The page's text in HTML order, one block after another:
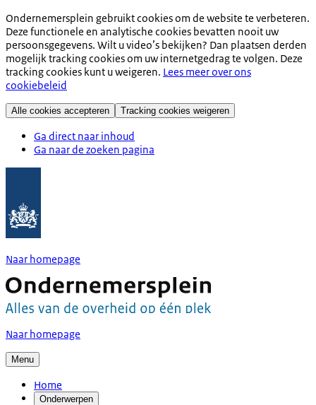
Ondernemersplein gebruikt cookies om de website te verbeteren.
Deze functionele en analytische cookies bevatten nooit uw
persoonsgegevens. Wilt u video’s bekijken? Dan plaatsen derden
mogelijk tracking cookies om uw internetgedrag te volgen. Deze
tracking cookies kunt u weigeren. Lees meer over ons
cookiebeleid
Alle cookies accepteren Tracking cookies weigeren
Ga direct naar inhoud
Ga naar de zoeken pagina
Naar homepage
Naar homepage
Menu
Home
Onderwerpen